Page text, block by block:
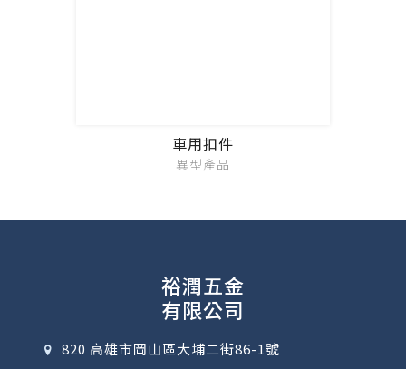
車用扣件
異型產品
裕潤五金
有限公司
820 高雄市岡山區大埔二街86-1號